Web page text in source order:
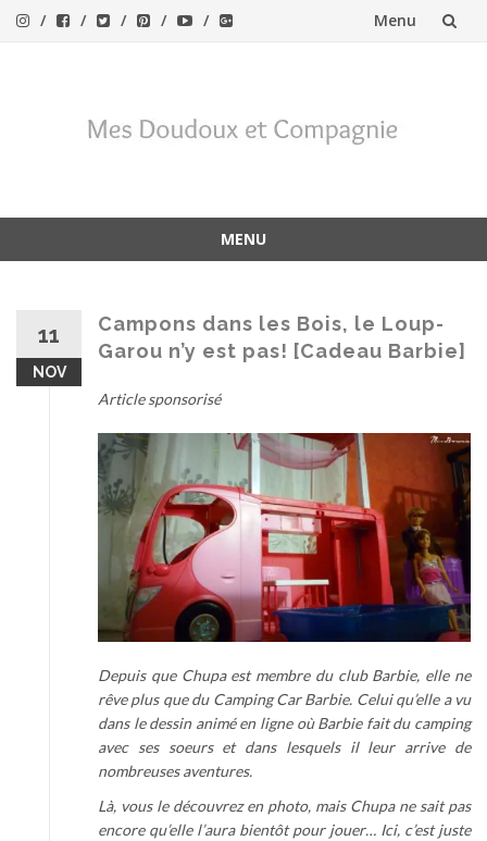
Menu
MENU
11
NOV
Campons dans les Bois, le Loup-
Garou n’y est pas! [Cadeau Barbie]
Article sponsorisé
Depuis que Chupa est membre du club Barbie, elle ne
rêve plus que du Camping CarBarbie. Celui qu’elle a vu
dans le dessin animé en ligne oùBarbiefait du camping
avec ses soeurs et dans lesquels il leur arrive de
nombreuses aventures.
Là, vous le découvrez en photo, mais Chupa ne sait pas
encore qu’elle l’aura bientôt pour jouer… Ici, c’est juste